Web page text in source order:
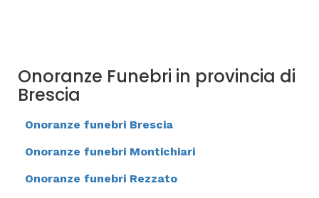
Onoranze Funebri in provincia di
Brescia
Onoranze funebri Brescia
Onoranze funebri Montichiari
Onoranze funebri Rezzato